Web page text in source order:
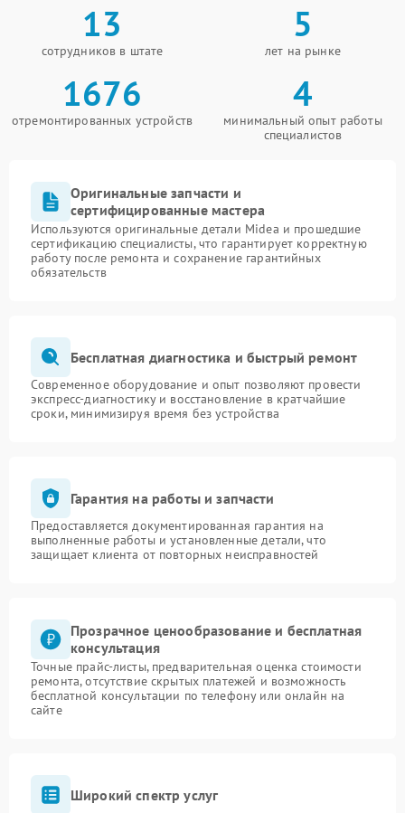
13
сотрудников в штате
5
лет на рынке
1676
отремонтированных устройств
4
минимальный опыт работы
специалистов
Оригинальные запчасти и
сертифицированные мастера
Используются оригинальные детали Midea и прошедшие
сертификацию специалисты, что гарантирует корректную
работу после ремонта и сохранение гарантийных
обязательств
Бесплатная диагностика и быстрый ремонт
Современное оборудование и опыт позволяют провести
экспресс-диагностику и восстановление в кратчайшие
сроки, минимизируя время без устройства
Гарантия на работы и запчасти
Предоставляется документированная гарантия на
выполненные работы и установленные детали, что
защищает клиента от повторных неисправностей
Прозрачное ценообразование и бесплатная
консультация
Точные прайс-листы, предварительная оценка стоимости
ремонта, отсутствие скрытых платежей и возможность
бесплатной консультации по телефону или онлайн на
сайте
Широкий спектр услуг